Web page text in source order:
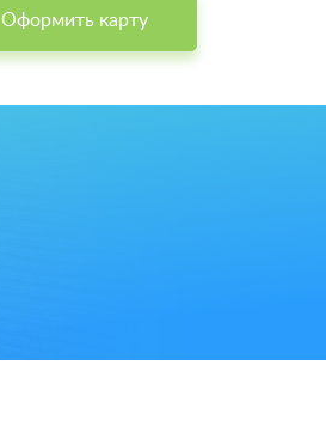
Оформить карту